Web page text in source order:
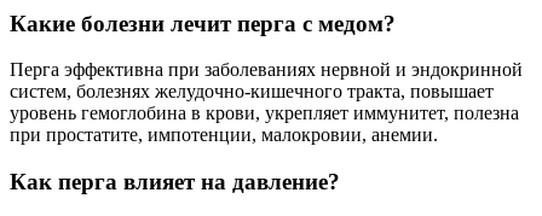
Какие болезни лечит перга с медом?
Перга эффективна при заболеваниях нервной и эндокринной
систем, болезнях желудочно-кишечного тракта, повышает
уровень гемоглобина в крови, укрепляет иммунитет, полезна
при простатите, импотенции, малокровии, анемии.
Как перга влияет на давление?